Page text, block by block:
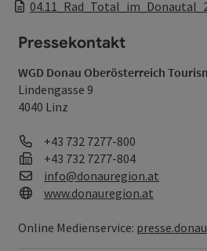
Pressekontakt
WGD Donau Oberösterreich
Lindengasse 9
4040 Linz
Telefon
+43 732 7277-800
Fax
+43 732 7277-804
E-Mail
info@donauregion.at
Web
www.donauregion.at
Online Medienservice: